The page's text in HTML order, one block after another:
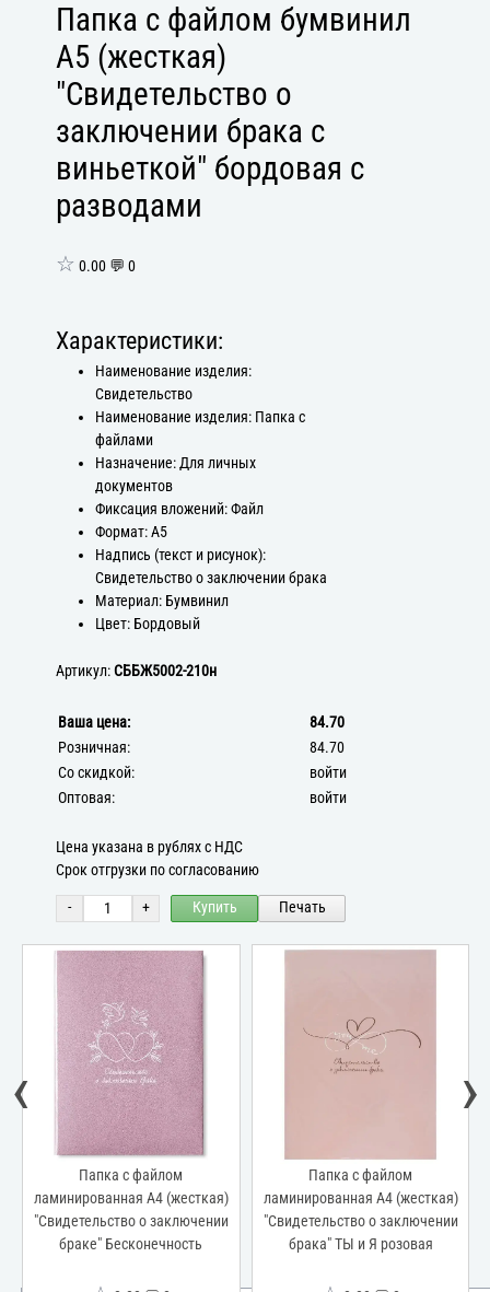
Папка с файлом бумвинил
А5 (жесткая)
"Свидетельство о
заключении брака с
виньеткой" бордовая с
разводами
☆ 0.00 💬 0
Характеристики:
Наименование изделия:
Свидетельство
Наименование изделия: Папка с
файлами
Назначение: Для личных
документов
Фиксация вложений: Файл
Формат: А5
Надпись (текст и рисунок):
Свидетельство о заключении брака
Материал: Бумвинил
Цвет: Бордовый
Артикул:СББЖ5002-210н
Ваша цена:
84.70
Розничная:
84.70
Со скидкой:
войти
Оптовая:
войти
Цена указана в рублях с НДС
Срок отгрузки по согласованию
- + Купить Печать
Папка с файлом
ламинированная А4 (жесткая)
"Свидетельство о заключении
браке" Бесконечность
Папка с файлом
ламинированная А4 (жесткая)
"Свидетельство о заключении
брака" ТЫ и Я розовая
‹ ›